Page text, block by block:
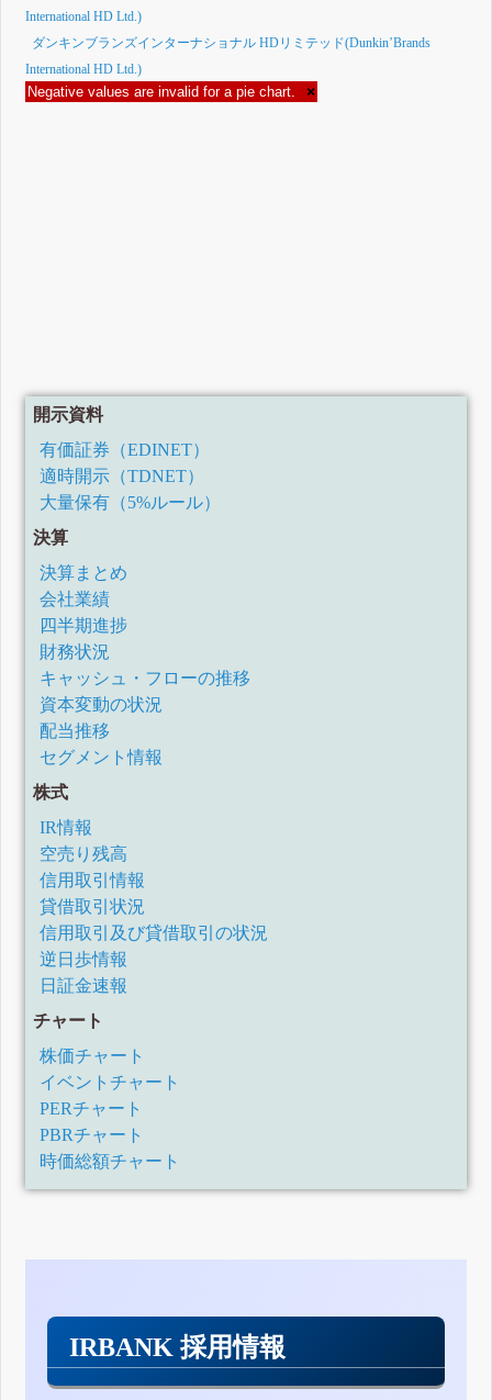
International HD Ltd.)
ダンキンブランズインターナショナル HDリミテッド(Dunkin’Brands
International HD Ltd.)
Negative values are invalid for a pie chart. ×
開示資料
有価証券（EDINET）
適時開示（TDNET）
大量保有（5%ルール）
決算
決算まとめ
会社業績
四半期進捗
財務状況
キャッシュ・フローの推移
資本変動の状況
配当推移
セグメント情報
株式
IR情報
空売り残高
信用取引情報
貸借取引状況
信用取引及び貸借取引の状況
逆日歩情報
日証金速報
チャート
株価チャート
イベントチャート
PERチャート
PBRチャート
時価総額チャート
IRBANK 採用情報